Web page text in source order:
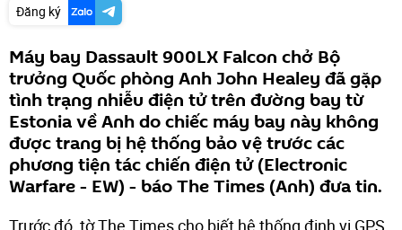
Đăng ký
Máy bay Dassault 900LX Falcon chở Bộ
trưởng Quốc phòng Anh John Healey đã gặp
tình trạng nhiễu điện tử trên đường bay từ
Estonia về Anh do chiếc máy bay này không
được trang bị hệ thống bảo vệ trước các
phương tiện tác chiến điện tử (Electronic
Warfare - EW) - báo The Times (Anh) đưa tin.
Trước đó, tờ The Times cho biết hệ thống định vị GPS